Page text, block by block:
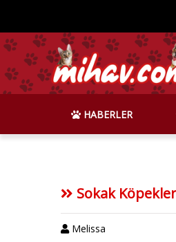
HABERLER
Sokak
Melissa